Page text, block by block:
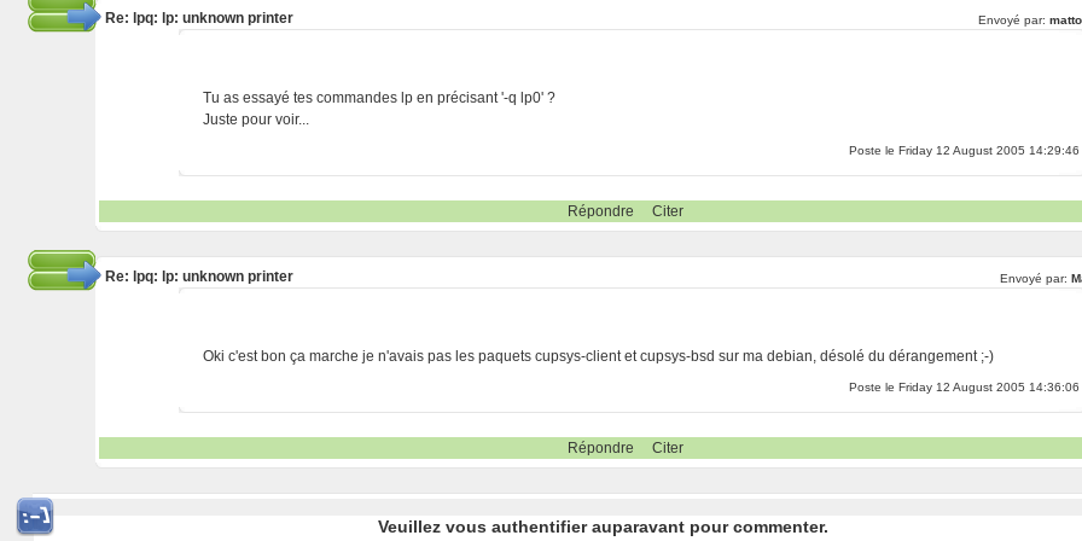
Re: lpq: lp: unknown printer Envoyé par:
Tu as essayé tes commandes lp en précisant '-q lp0' ?
Juste pour voir...
Poste le Friday 12 August 2005 14:29:46
Répondre Citer
Re: lpq: lp: unknown printer Envoyé par:
Oki c'est bon ça marche je n'avais pas les paquets cupsys-client et cupsys-bsd sur ma debian, désolé du dérangement ;-)
Poste le Friday 12 August 2005 14:36:06
Répondre Citer
Veuillez vous authentifier auparavant pour commenter.